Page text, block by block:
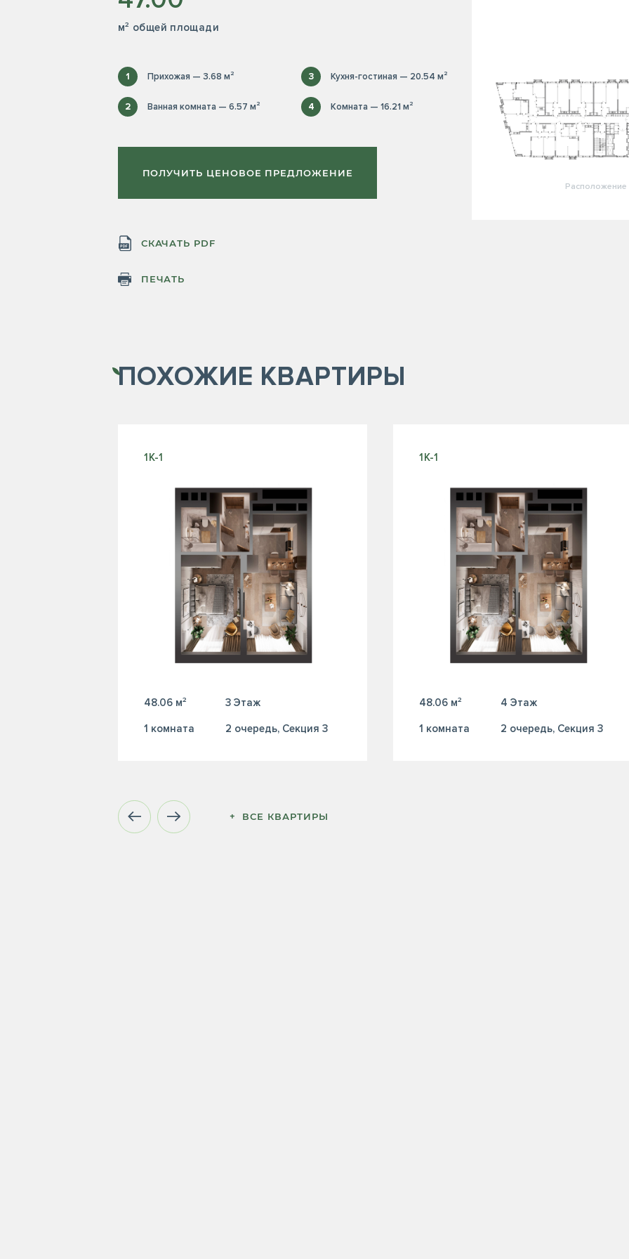
м² общей площади
1 Прихожая — 3.68 м²
2 Ванная комната — 6.57 м²
3 Кухня-гостиная — 20.54 м²
4 Комната — 16.21 м²
ПОЛУЧИТЬ ЦЕНОВОЕ ПРЕДЛОЖЕНИЕ
СКАЧАТЬ PDF
ПЕЧАТЬ
Расположение
ПОХОЖИЕ КВАРТИРЫ
1К-1
48.06 м² 3 Этаж
1 комната 2 очередь, Секция 3
1К-1
48.06 м² 4 Этаж
1 комната 2 очередь, Секция 3
+  ВСЕ КВАРТИРЫ